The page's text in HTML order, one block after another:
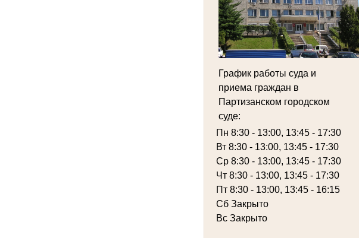
График работы суда и
приема граждан в
Партизанском городском
суде:
Пн 8:30 - 13:00, 13:45 - 17:30
Вт 8:30 - 13:00, 13:45 - 17:30
Ср 8:30 - 13:00, 13:45 - 17:30
Чт 8:30 - 13:00, 13:45 - 17:30
Пт 8:30 - 13:00, 13:45 - 16:15
Сб Закрыто
Вс Закрыто